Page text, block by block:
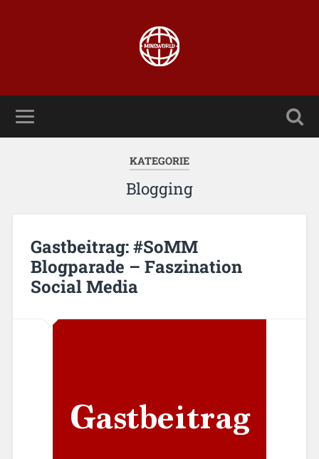
KATEGORIE
Blogging
Gastbeitrag: #SoMM
Blogparade – Faszination
Social Media